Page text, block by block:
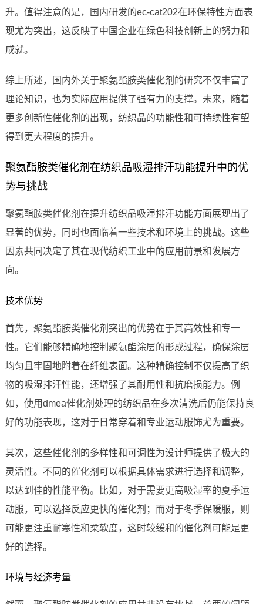
升。值得注意的是，国内研发的ec-cat202在环保特性方面表
现尤为突出，这反映了中国企业在绿色科技创新上的努力和
成就。
综上所述，国内外关于聚氨酯胺类催化剂的研究不仅丰富了
理论知识，也为实际应用提供了强有力的支撑。未来，随着
更多创新性催化剂的出现，纺织品的功能性和可持续性有望
得到更大程度的提升。
聚氨酯胺类催化剂在纺织品吸湿排汗功能提升中的优
势与挑战
聚氨酯胺类催化剂在提升纺织品吸湿排汗功能方面展现出了
显著的优势，同时也面临着一些技术和环境上的挑战。这些
因素共同决定了其在现代纺织工业中的应用前景和发展方
向。
技术优势
首先，聚氨酯胺类催化剂突出的优势在于其高效性和专一
性。它们能够精确地控制聚氨酯涂层的形成过程，确保涂层
均匀且牢固地附着在纤维表面。这种精确控制不仅提高了织
物的吸湿排汗性能，还增强了其耐用性和抗磨损能力。例
如，使用dmea催化剂处理的纺织品在多次清洗后仍能保持良
好的功能表现，这对于日常穿着和专业运动服饰尤为重要。
其次，这些催化剂的多样性和可调性为设计师提供了极大的
灵活性。不同的催化剂可以根据具体需求进行选择和调整，
以达到佳的性能平衡。比如，对于需要更高吸湿率的夏季运
动服，可以选择反应更快的催化剂；而对于冬季保暖服，则
可能更注重耐寒性和柔软度，这时较缓和的催化剂可能是更
好的选择。
环境与经济考量